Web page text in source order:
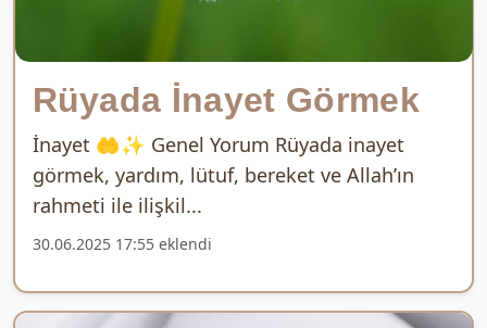
Rüyada İnayet Görmek
İnayet 🤲✨ Genel Yorum Rüyada inayet
görmek, yardım, lütuf, bereket ve Allah’ın
rahmeti ile ilişkil...
30.06.2025 17:55 eklendi